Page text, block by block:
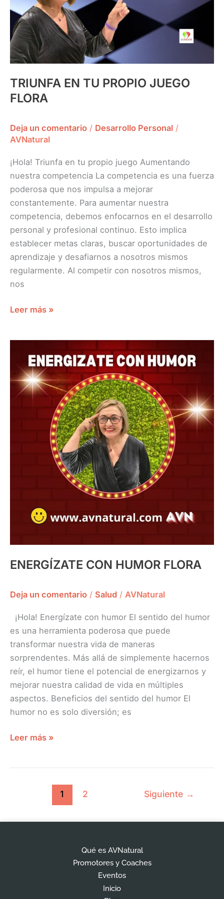
TRIUNFA EN TU PROPIO JUEGO
FLORA
Deja un comentario / Desarrollo Personal /
AVNatural
¡Hola! Triunfa en tu propio juego Aumentando
nuestra competencia La competencia es una fuerza
poderosa que nos impulsa a mejorar
constantemente. Para aumentar nuestra
competencia, debemos enfocarnos en el desarrollo
personal y profesional continuo. Esto implica
establecer metas claras, buscar oportunidades de
aprendizaje y desafiarnos a nosotros mismos
regularmente. Al competir con nosotros mismos,
nos
Leer más »
ENERGÍZATE CON HUMOR FLORA
Deja un comentario / Salud / AVNatural
¡Hola! Energízate con humor El sentido del humor
es una herramienta poderosa que puede
transformar nuestra vida de maneras
sorprendentes. Más allá de simplemente hacernos
reír, el humor tiene el potencial de energizarnos y
mejorar nuestra calidad de vida en múltiples
aspectos. Beneficios del sentido del humor El
humor no es solo diversión; es
HUMOR
FLORA
Leer más »
1 2 Siguiente →
Qué es AVNatural
Promotores y Coaches
Eventos
Inicio